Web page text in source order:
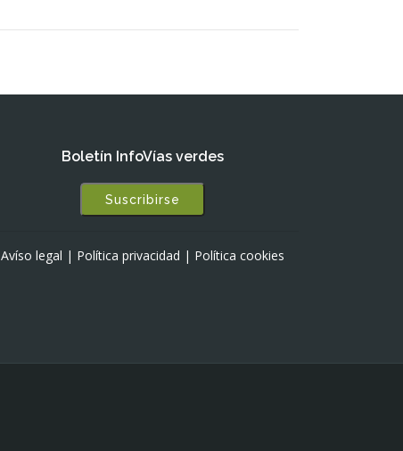
Boletín InfoVías verdes
Suscribirse
Avíso legal | Política privacidad | Política cookies